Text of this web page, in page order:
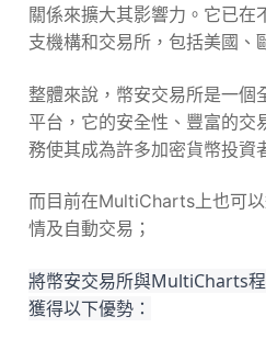
關係來擴大其影響力。它已在
支機構和交易所，包括美國、
整體來說，幣安交易所是一個
平台，它的安全性、豐富的交
務使其成為許多加密貨幣投資
而目前在MultiCharts上也可
情及自動交易；
將幣安交易所與MultiCharts
獲得以下優勢：